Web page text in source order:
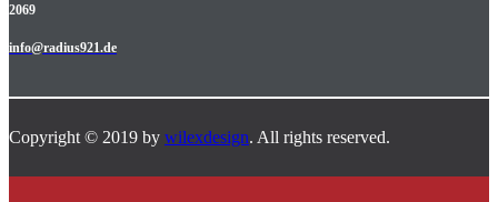
2069
info@radius921.de
Copyright © 2019 by wilexdesign. All rights reserved.